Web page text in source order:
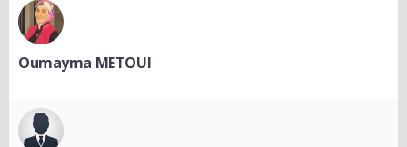
Oumayma METOUI